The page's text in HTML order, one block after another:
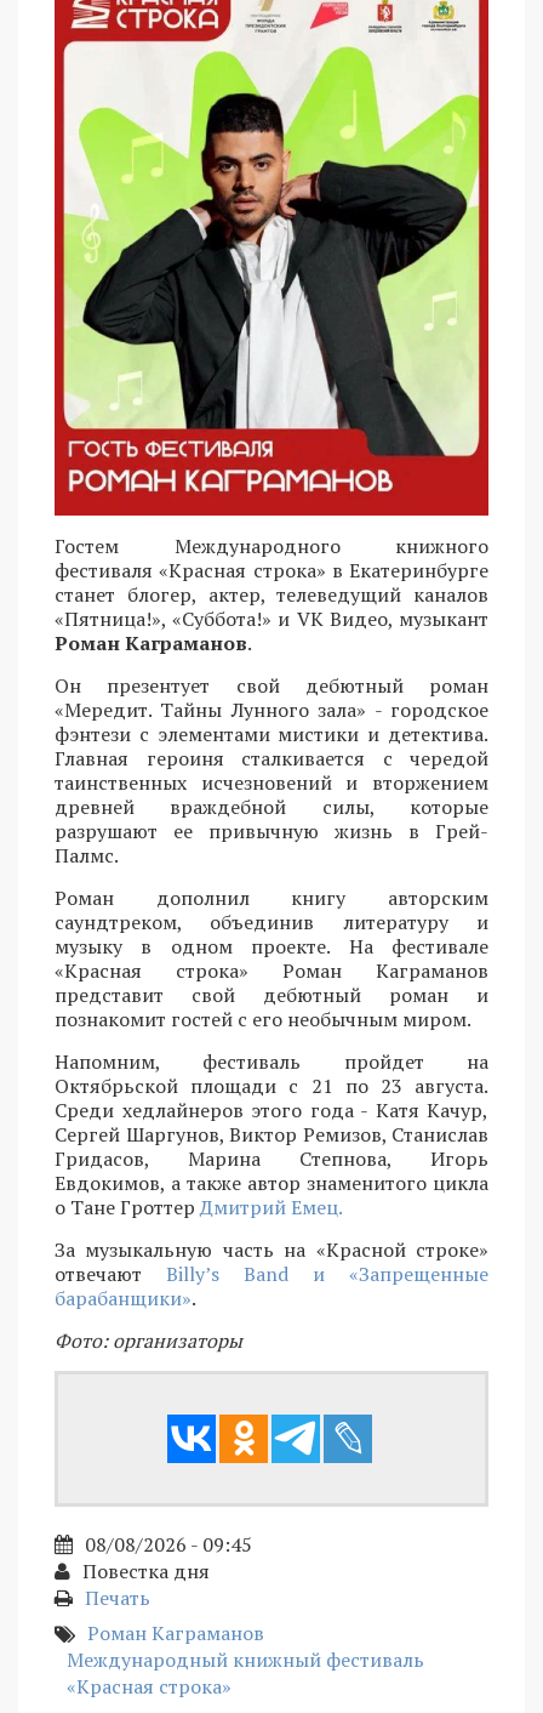
Гостем Международного книжного
фестиваля «Красная строка» в Екатеринбурге
станет блогер, актер, телеведущий каналов
«Пятница!», «Суббота!» и VK Видео, музыкант
Роман Каграманов.
Он презентует свой дебютный роман
«Мередит. Тайны Лунного зала» - городское
фэнтези с элементами мистики и детектива.
Главная героиня сталкивается с чередой
таинственных исчезновений и вторжением
древней враждебной силы, которые
разрушают ее привычную жизнь в Грей-
Палмс.
Роман дополнил книгу авторским
саундтреком, объединив литературу и
музыку в одном проекте. На фестивале
«Красная строка» Роман Каграманов
представит свой дебютный роман и
познакомит гостей с его необычным миром.
Напомним, фестиваль пройдет на
Октябрьской площади с 21 по 23 августа.
Среди хедлайнеров этого года - Катя Качур,
Сергей Шаргунов, Виктор Ремизов, Станислав
Гридасов, Марина Степнова, Игорь
Евдокимов, а также автор знаменитого цикла
о Тане ГроттерДмитрий Емец.
За музыкальную часть на «Красной строке»
отвечают Billy’s Band и «Запрещенные
барабанщики».
Фото: организаторы
08/08/2026 - 09:45
Повестка дня
Печать
Роман Каграманов
Международный книжный фестиваль
«Красная строка»